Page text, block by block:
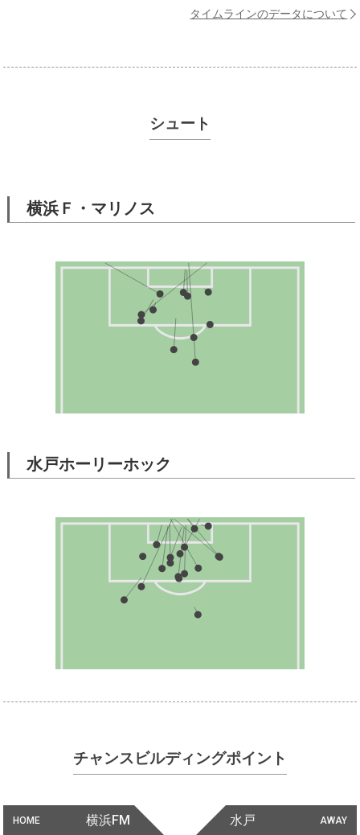
タイムラインのデータについて
シュート
横浜Ｆ・マリノス
水戸ホーリーホック
チャンスビルディングポイント
HOME 横浜FM AWAY
水戸